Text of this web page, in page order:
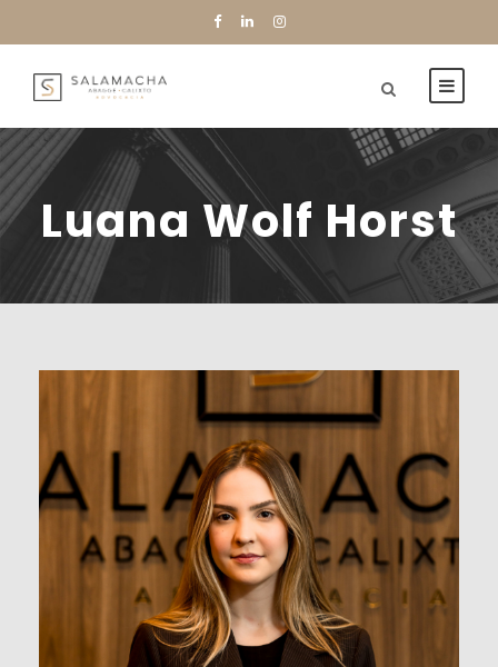
Luana Wolf Horst